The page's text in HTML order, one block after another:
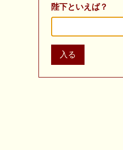
陛下といえば？
入る